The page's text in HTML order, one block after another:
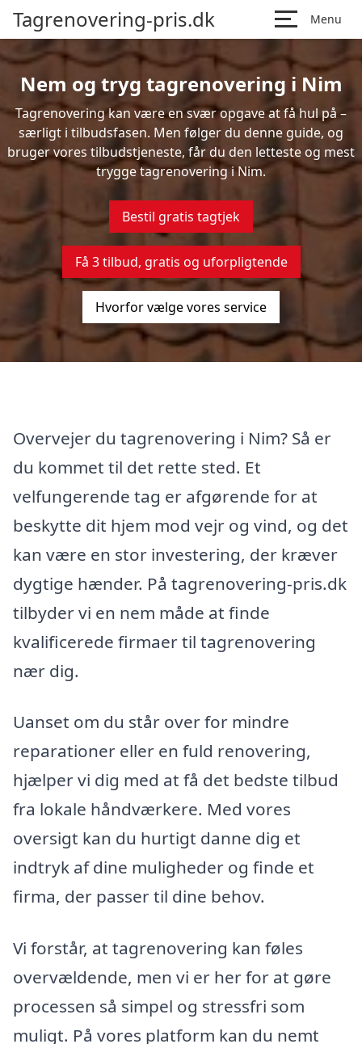
Tagrenovering-pris.dk Menu
Nem og tryg tagrenovering i Nim
Tagrenovering kan være en svær opgave at få hul på –
særligt i tilbudsfasen. Men følger du denne guide, og
bruger vores tilbudstjeneste, får du den letteste og mest
trygge tagrenovering i Nim.
Bestil gratis tagtjek
Få 3 tilbud, gratis og uforpligtende
Hvorfor vælge vores service
Overvejer du tagrenovering i Nim? Så er
du kommet til det rette sted. Et
velfungerende tag er afgørende for at
beskytte dit hjem mod vejr og vind, og det
kan være en stor investering, der kræver
dygtige hænder. På tagrenovering-pris.dk
tilbyder vi en nem måde at finde
kvalificerede firmaer til tagrenovering
nær dig.
Uanset om du står over for mindre
reparationer eller en fuld renovering,
hjælper vi dig med at få det bedste tilbud
fra lokale håndværkere. Med vores
oversigt kan du hurtigt danne dig et
indtryk af dine muligheder og finde et
firma, der passer til dine behov.
Vi forstår, at tagrenovering kan føles
overvældende, men vi er her for at gøre
processen så simpel og stressfri som
muligt. På vores platform kan du nemt